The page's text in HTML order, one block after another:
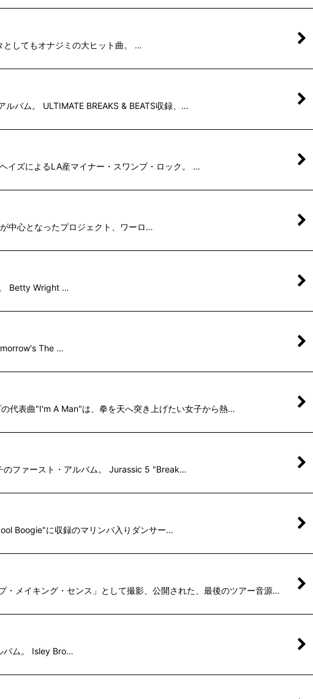
してもオナジミの大ヒット曲。 …
バム。 ULTIMATE BREAKS & BEATS収録、…
イズによるLA産マイナー・スワンプ・ロック。 …
中心となったプロジェクト、ワーロ…
Betty Wright …
The …
代表曲"I'm A Man"は、拳を天へ突き上げたい女子から熱…
のファースト・アルバム。 Jurassic 5 "Break…
Boogie"に収録のマリンバ入りダンサー…
メイキング・センス」として撮影、公開された、最後のツアー音源…
バム。 Isley Bro…